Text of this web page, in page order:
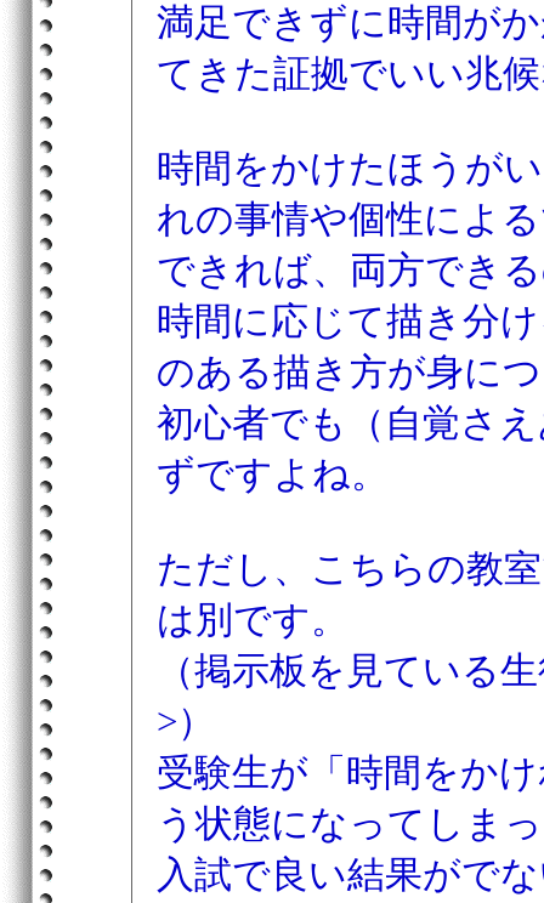
満足できずに時間が
てきた証拠でいい兆
時間をかけたほうが
れの事情や個性によ
できれば、両方でき
時間に応じて描き分
のある描き方が身に
初心者でも（自覚さ
ずですよね。
ただし、こちらの教
は別です。
（掲示板を見ている
>）
受験生が「時間をか
う状態になってしま
入試で良い結果がで